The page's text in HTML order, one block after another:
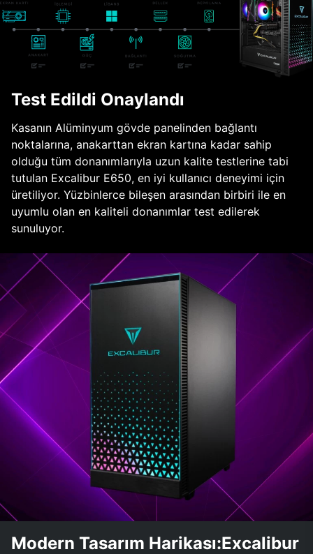
Test Edildi Onaylandı
Kasanın Alüminyum gövde panelinden bağlantı
noktalarına, anakarttan ekran kartına kadar sahip
olduğu tüm donanımlarıyla uzun kalite testlerine tabi
tutulan Excalibur E650, en iyi kullanıcı deneyimi için
üretiliyor. Yüzbinlerce bileşen arasından birbiri ile en
uyumlu olan en kaliteli donanımlar test edilerek
sunuluyor.
Modern Tasarım Harikası:Excalibur